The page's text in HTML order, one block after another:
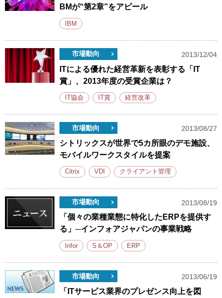
BMが“第2章”をアピール
IBM
市場動向 2013/12/04
ITによる優れた経営革新を表彰する「IT
賞」、2013年度の受賞企業は？
IT協会 IT賞 経営改革
市場動向 2013/08/27
シトリックスが世界で5カ所眼のデモ施設、
モバイルワークスタイルを提案
Citrix VDI クライアント管理
市場動向 2013/08/19
「個々の業種業態に特化したERPを提供す
る」─インフォアジャパンの事業戦略
Infor S＆OP ERP
市場動向 2013/06/19
「ITサービス業界のプレゼンス向上を図